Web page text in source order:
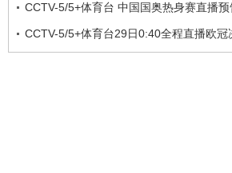
CCTV-5/5+体育台 中国国奥热身赛直播预
CCTV-5/5+体育台29日0:40全程直播欧冠